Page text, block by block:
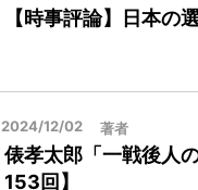
【時事評論】日本の
2024/12/02 著者
俵孝太郎「一戦後人
153回】